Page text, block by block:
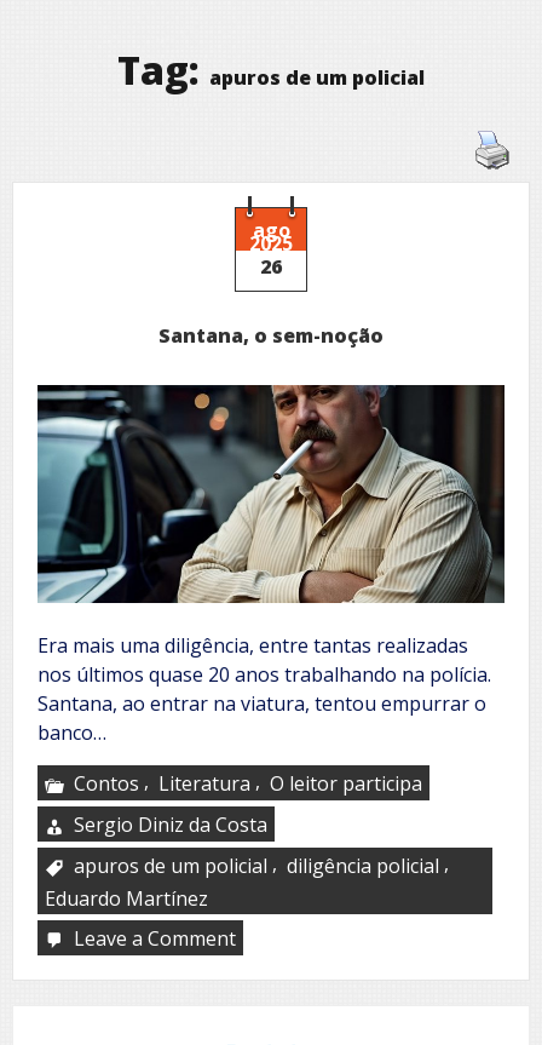
Tag: apuros de um policial
ago
2025
26
Santana, o sem-noção
Era mais uma diligência, entre tantas realizadas
nos últimos quase 20 anos trabalhando na polícia.
Santana, ao entrar na viatura, tentou empurrar o
banco…
Contos , Literatura , O leitor participa
Sergio Diniz da Costa
apuros de um policial , diligência policial ,
Eduardo Martínez
Leave a Commenton
o